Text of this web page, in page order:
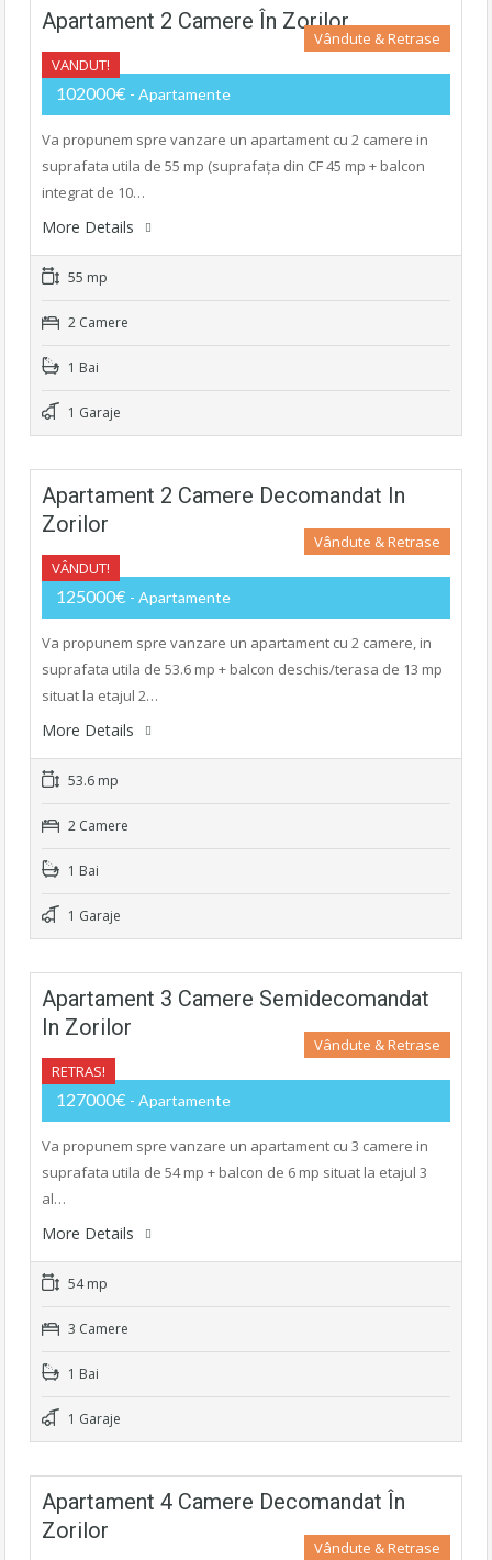
Apartament 2 Camere În Zorilor
VANDUT!
Vândute & Retrase
102000€ - Apartamente
Va propunem spre vanzare un apartament cu 2 camere in
suprafata utila de 55 mp (suprafața din CF 45 mp + balcon
integrat de 10…
More Details
55 mp
2 Camere
1 Bai
1 Garaje
Apartament 2 Camere Decomandat In
Zorilor
VÂNDUT!
Vândute & Retrase
125000€ - Apartamente
Va propunem spre vanzare un apartament cu 2 camere, in
suprafata utila de 53.6 mp + balcon deschis/terasa de 13 mp
situat la etajul 2…
More Details
53.6 mp
2 Camere
1 Bai
1 Garaje
Apartament 3 Camere Semidecomandat
In Zorilor
RETRAS!
Vândute & Retrase
127000€ - Apartamente
Va propunem spre vanzare un apartament cu 3 camere in
suprafata utila de 54 mp + balcon de 6 mp situat la etajul 3
al…
More Details
54 mp
3 Camere
1 Bai
1 Garaje
Apartament 4 Camere Decomandat În
Zorilor
Vândute & Retrase